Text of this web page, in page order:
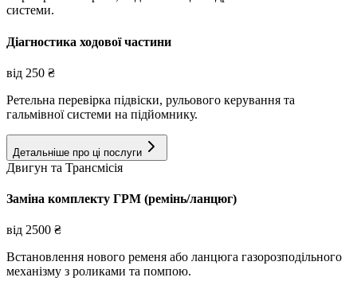
системи.
Діагностика ходової частини
від 250 ₴
Ретельна перевірка підвіски, рульового керування та
гальмівної системи на підйомнику.
Детальніше про ці послуги
Двигун та Трансмісія
Заміна комплекту ГРМ (ремінь/ланцюг)
від 2500 ₴
Встановлення нового ременя або ланцюга газорозподільного
механізму з роликами та помпою.